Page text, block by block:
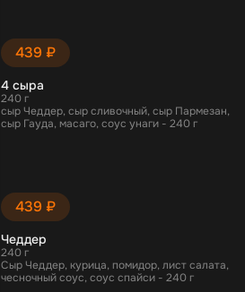
439 ₽
4 сыра
240 г
сыр Чеддер, сыр сливочный, сыр Пармезан,
сыр Гауда, масаго, соус унаги - 240 г
439 ₽
Чеддер
240 г
Сыр Чеддер, курица, помидор, лист салата,
чесночный соус, соус спайси - 240 г